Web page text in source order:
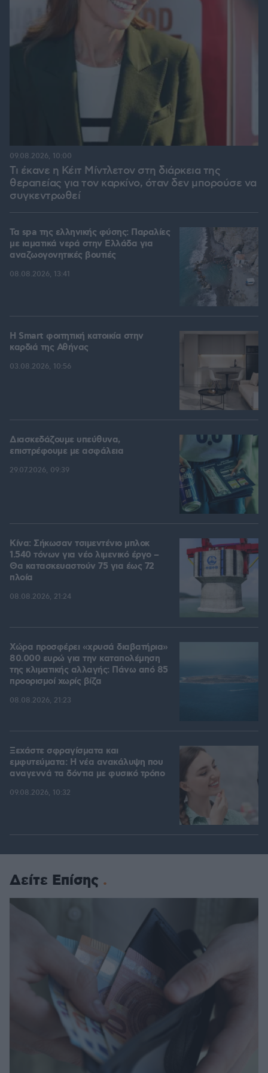
Τι έκανε η Κέιτ Μίντλετον στη διάρκεια της
θεραπείας για τον καρκίνο, όταν δεν μπορούσε να
συγκεντρωθεί
09.08.2026, 10:00
Τα spa της ελληνικής φύσης: Παραλίες
με ιαματικά νερά στην Ελλάδα για
αναζωογονητικές βουτιές
08.08.2026, 13:41
Η Smart φοιτητική κατοικία στην
καρδιά της Αθήνας
03.08.2026, 10:56
Διασκεδάζουμε υπεύθυνα,
επιστρέφουμε με ασφάλεια
29.07.2026, 09:39
Κίνα: Σήκωσαν τσιμεντένιο μπλοκ
1.540 τόνων για νέο λιμενικό έργο –
Θα κατασκευαστούν 75 για έως 72
πλοία
08.08.2026, 21:24
Χώρα προσφέρει «χρυσά διαβατήρια»
80.000 ευρώ για την καταπολέμηση
της κλιματικής αλλαγής: Πάνω από 85
προορισμοί χωρίς βίζα
08.08.2026, 21:23
Ξεχάστε σφραγίσματα και
εμφυτεύματα: Η νέα ανακάλυψη που
αναγεννά τα δόντια με φυσικό τρόπο
09.08.2026, 10:32
Δείτε Επίσης